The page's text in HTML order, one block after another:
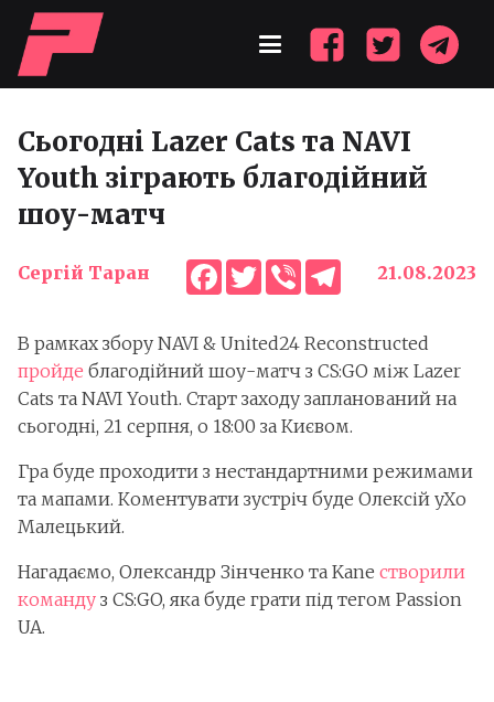
Сьогодні Lazer Cats та NAVI
Youth зіграють благодійний
шоу-матч
Сергій Таран Facebook
TwitterViber Telegram
21.08.2023
В рамках збору NAVI & United24 Reconstructed
пройде благодійний шоу-матч з CS:GO між Lazer
Cats та NAVI Youth. Старт заходу запланований на
сьогодні, 21 серпня, о 18:00 за Києвом.
Гра буде проходити з нестандартними режимами
та мапами. Коментувати зустріч буде Олексій yXo
Малецький.
Нагадаємо, Олександр Зінченко та Kane створили
команду з CS:GO, яка буде грати під тегом Passion
UA.